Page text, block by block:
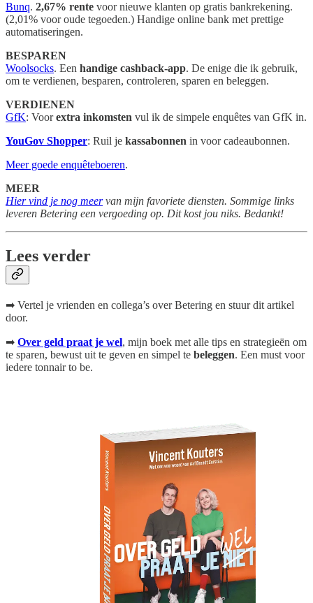
Bunq. 2,67% rente voor nieuwe klanten op gratis bankrekening.
(2,01% voor oude tegoeden.) Handige online bank met prettige
automatiseringen.
BESPAREN
Woolsocks. Een handige cashback-app. De enige die ik gebruik,
om te verdienen, besparen, controleren, sparen en beleggen.
VERDIENEN
GfK: Voorextra inkomsten vul ik de simpele enquêtes van GfK in.
YouGov Shopper: Ruil je kassabonnen in voor cadeaubonnen.
Meer goede enquêteboeren.
MEER
Hier vind je nog meervan mijn favoriete diensten. Sommige links
leveren Betering een vergoeding op. Dit kost jou niks. Bedankt!
Lees verder
➡ Vertel je vrienden en collega’s over Betering en stuur dit artikel
door.
➡ Over geld praat je wel, mijn boek met alle tips en strategieën om
te sparen, bewust uit te geven en simpel te beleggen. Een must voor
iedere tonnair to be.